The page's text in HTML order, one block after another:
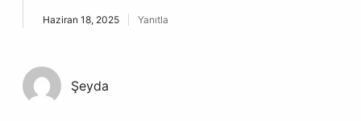
Haziran 18, 2025 Yanıtla
Şeyda